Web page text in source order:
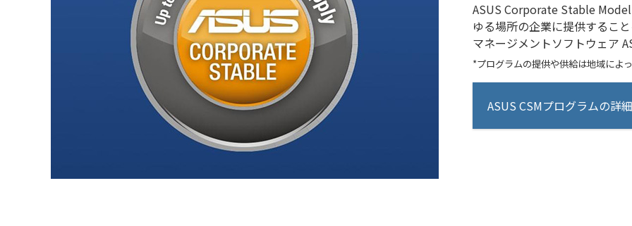
ASUS Corporate Stable
ゆる場所の企業に提供するこ
マネージメントソフトウェア
*プログラムの提供や供給は地域によ
ASUS CSMプログラムの詳